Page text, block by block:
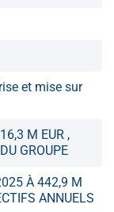
et mise sur
M EUR ,
GROUPE
À 442,9 M
ANNUELS